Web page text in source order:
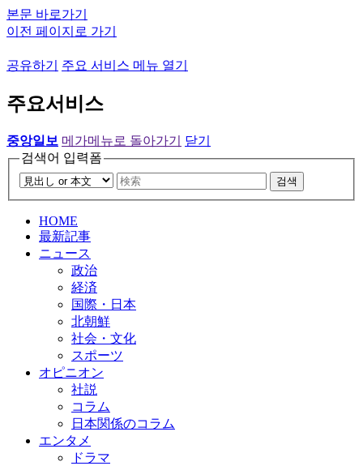
본문 바로가기
이전 페이지로 가기
공유하기 주요 서비스 메뉴 열기
주요서비스
중앙일보 메가메뉴로 돌아가기
닫기
검색어 입력폼
검색
HOME
最新記事
ニュース
政治
経済
国際・日本
北朝鮮
社会・文化
スポーツ
オピニオン
社説
コラム
日本関係のコラム
エンタメ
ドラマ